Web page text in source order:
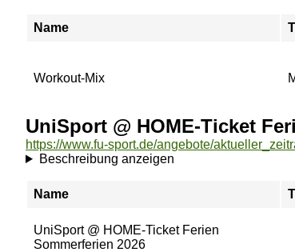
Name
Workout-Mix
UniSport @ HOME-Ticket
Beschreibung anzeigen
Name
UniSport @ HOME-Ticket Ferien
Sommerferien 2026